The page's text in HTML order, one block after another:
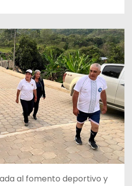
al fomento deportivo y